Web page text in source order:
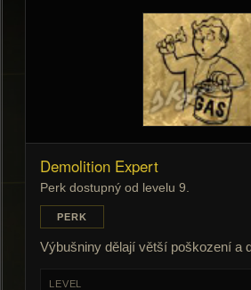
Demolition Expert
Perk dostupný od levelu 9.
PERK
Výbušniny dělají větší poškození a
LEVEL